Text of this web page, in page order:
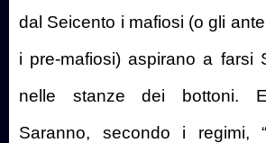
dal Seicento i mafiosi (o gli
i pre-mafiosi) aspirano a farsi
nelle stanze dei bottoni.
Saranno, secondo i regimi,